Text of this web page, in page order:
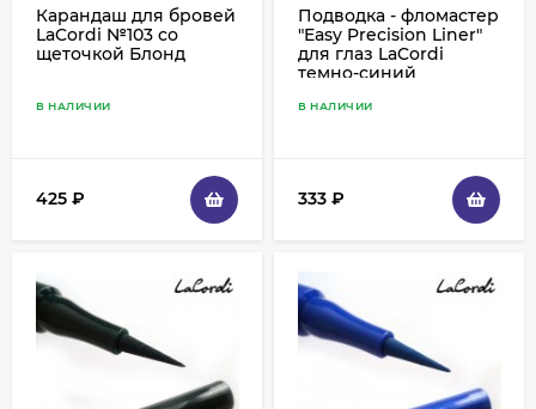
Карандаш для бровей
LaCordi №103 со
щеточкой Блонд
В НАЛИЧИИ
425 ₽
Подводка - фломастер
"Easy Precision Liner"
для глаз LaCordi
темно-синий
В НАЛИЧИИ
333 ₽